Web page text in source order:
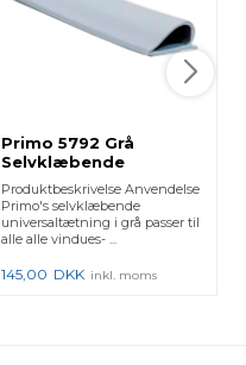
Primo 5792 Grå
Selvklæbende
Universaltætning 2-5
mm, 6 m
Produktbeskrivelse Anvendelse
Primo's selvklæbende
universaltætning i grå passer til
alle alle vindues- ...
145,00 DKK inkl. moms